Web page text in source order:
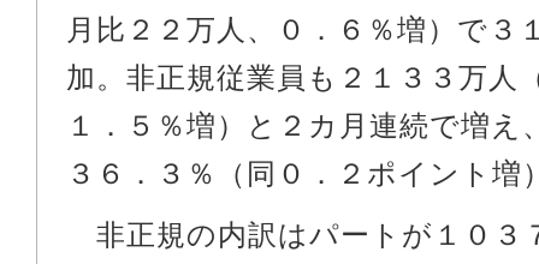
月比２２万人、０．６％増）で３
加。非正規従業員も２１３３万人
１．５％増）と２カ月連続で増え
３６．３％（同０．２ポイント増
非正規の内訳はパートが１０３